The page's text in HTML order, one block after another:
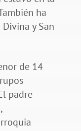
ha
y San
de 14
padre